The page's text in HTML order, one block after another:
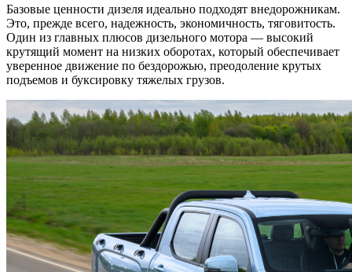
Базовые ценности дизеля идеально подходят внедорожникам.
Это, прежде всего, надежность, экономичность, тяговитость.
Один из главных плюсов дизельного мотора — высокий
крутящий момент на низких оборотах, который обеспечивает
уверенное движение по бездорожью, преодоление крутых
подъемов и буксировку тяжелых грузов.